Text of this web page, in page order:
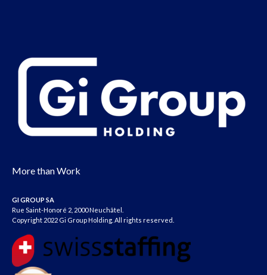
More than Work
GI GROUP SA
Rue Saint-Honoré 2, 2000 Neuchâtel.
Copyright 2022 Gi Group Holding. All rights reserved.